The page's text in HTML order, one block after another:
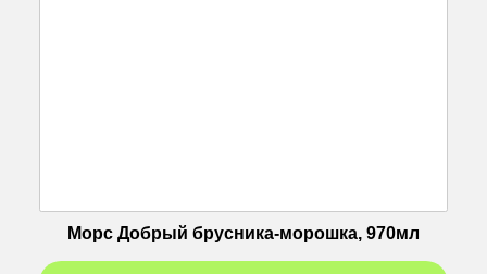
Морс Добрый брусника-морошка, 970мл